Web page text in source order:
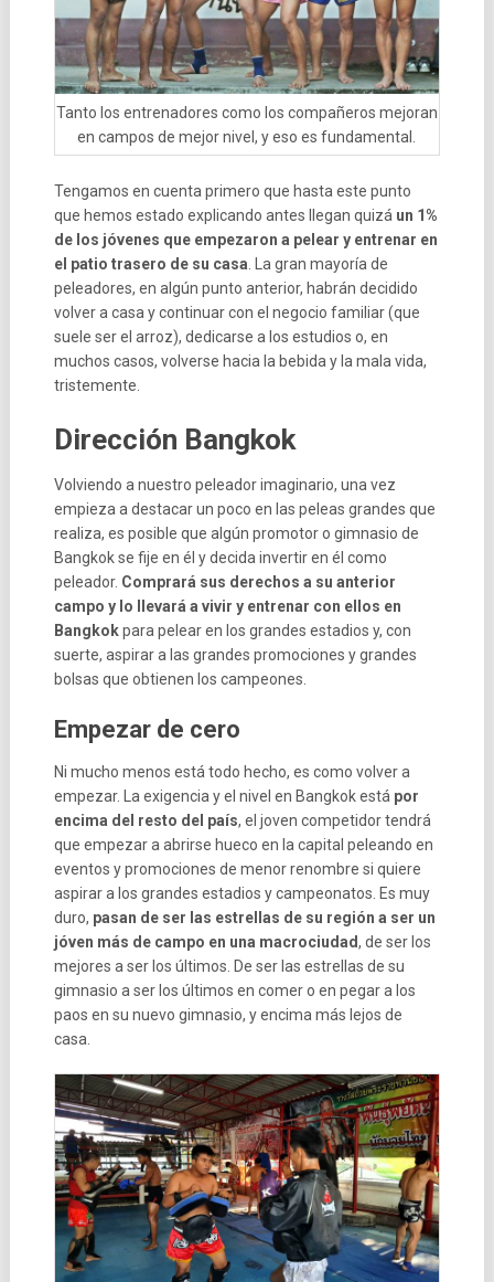
Tanto los entrenadores como los compañeros mejoran
en campos de mejor nivel, y eso es fundamental.
Tengamos en cuenta primero que hasta este punto
que hemos estado explicando antes llegan quizá un 1%
de los jóvenes que empezaron a pelear y entrenar en
el patio trasero de su casa. La gran mayoría de
peleadores, en algún punto anterior, habrán decidido
volver a casa y continuar con el negocio familiar (que
suele ser el arroz), dedicarse a los estudios o, en
muchos casos, volverse hacia la bebida y la mala vida,
tristemente.
Dirección Bangkok
Volviendo a nuestro peleador imaginario, una vez
empieza a destacar un poco en las peleas grandes que
realiza, es posible que algún promotor o gimnasio de
Bangkok se fije en él y decida invertir en él como
peleador. Comprará sus derechos a su anterior
campo y lo llevará a vivir y entrenar con ellos en
Bangkokpara pelear en los grandes estadios y, con
suerte, aspirar a las grandes promociones y grandes
bolsas que obtienen los campeones.
Empezar de cero
Ni mucho menos está todo hecho, es como volver a
empezar. La exigencia y el nivel en Bangkok está por
encima del resto del país, el joven competidor tendrá
que empezar a abrirse hueco en la capital peleando en
eventos y promociones de menor renombre si quiere
aspirar a los grandes estadios y campeonatos. Es muy
duro, pasan de ser las estrellas de su región a ser un
jóven más de campo en una macrociudad, de ser los
mejores a ser los últimos. De ser las estrellas de su
gimnasio a ser los últimos en comer o en pegar a los
paos en su nuevo gimnasio, y encima más lejos de
casa.